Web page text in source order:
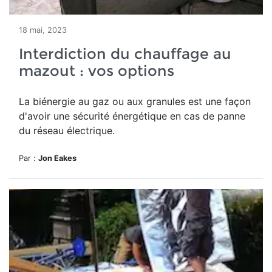
18 mai, 2023
Interdiction du chauffage au
mazout : vos options
La biénergie au gaz ou aux granules est une façon
d'avoir une sécurité énergétique en cas de panne
du réseau électrique.
Par : Jon Eakes